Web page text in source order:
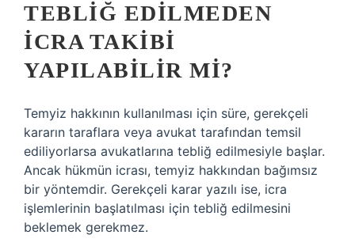
TEBLIĞ EDILMEDEN
ICRA TAKIBI
YAPILABILIR MI?
Temyiz hakkının kullanılması için süre, gerekçeli
kararın taraflara veya avukat tarafından temsil
ediliyorlarsa avukatlarına tebliğ edilmesiyle başlar.
Ancak hükmün icrası, temyiz hakkından bağımsız
bir yöntemdir. Gerekçeli karar yazılı ise, icra
işlemlerinin başlatılması için tebliğ edilmesini
beklemek gerekmez.